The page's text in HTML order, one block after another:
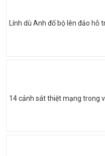
Lính dù Anh đổ bộ lên đảo
14 cảnh sát thiệt mạng trong